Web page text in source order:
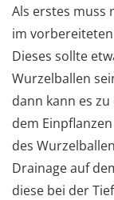
Als erstes muss
im
Dieses sollte
Wurzelballen
dann kann es
dem
des
Drainage auf
diese bei der